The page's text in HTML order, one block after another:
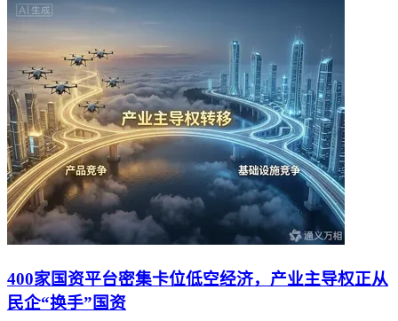
400家国资平台密集卡位低空经济，产业主导权正从
民企“换手”国资